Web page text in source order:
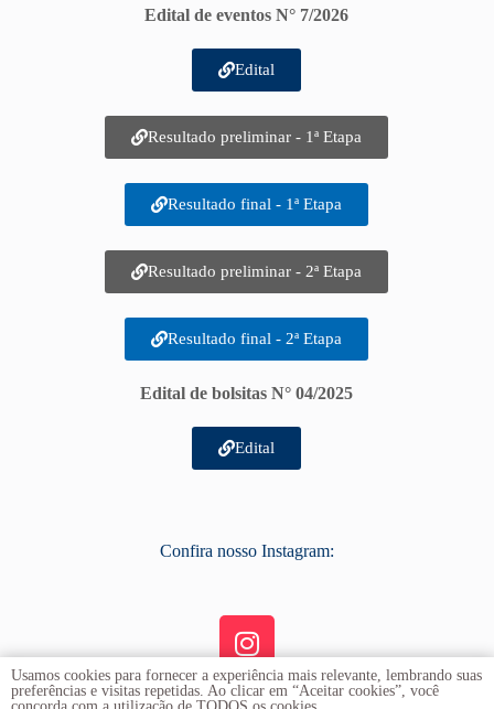
Edital de eventos N° 7/2026
Edital
Resultado preliminar - 1ª Etapa
Resultado final - 1ª Etapa
Resultado preliminar - 2ª Etapa
Resultado final - 2ª Etapa
Edital de bolsitas N° 04/2025
Edital
Confira nosso Instagram:
Usamos cookies para fornecer a experiência mais relevante, lembrando suas
preferências e visitas repetidas. Ao clicar em “Aceitar cookies”, você